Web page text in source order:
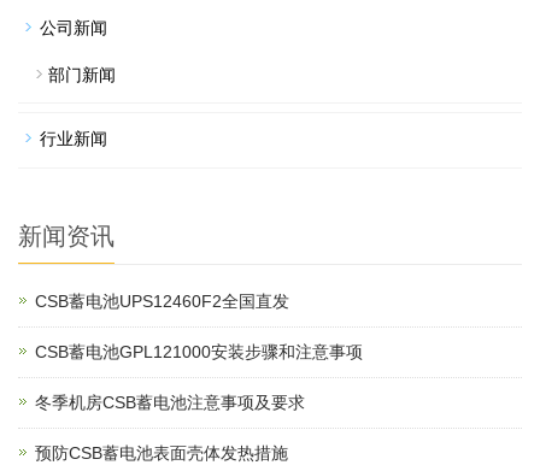
公司新闻
部门新闻
行业新闻
新闻资讯
CSB蓄电池UPS12460F2全国直发
CSB蓄电池GPL121000安装步骤和注意事项
冬季机房CSB蓄电池注意事项及要求
预防CSB蓄电池表面壳体发热措施